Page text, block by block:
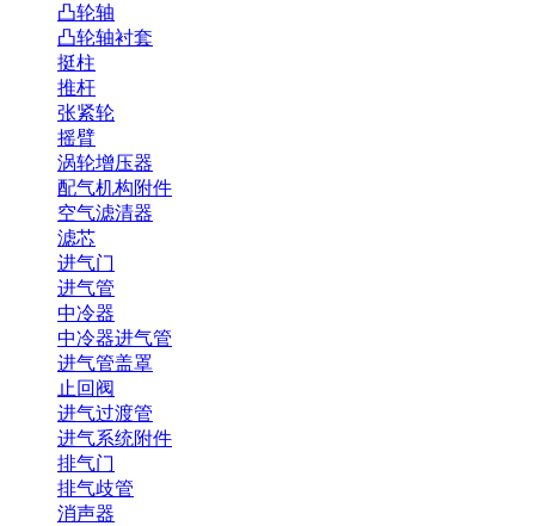
凸轮轴
凸轮轴衬套
挺柱
推杆
张紧轮
摇臂
涡轮增压器
配气机构附件
空气滤清器
滤芯
进气门
进气管
中冷器
中冷器进气管
进气管盖罩
止回阀
进气过渡管
进气系统附件
排气门
排气歧管
消声器